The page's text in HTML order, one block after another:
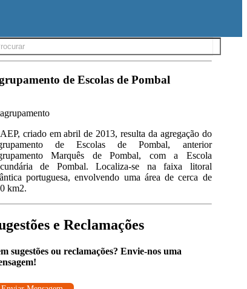
de Escolas de Pombal
criado em abril de 2013, resulta da agregação do
de Escolas de Pombal, anterior
Marquês de Pombal, com a Escola
de Pombal. Localiza-se na faixa litoral
portuguesa, envolvendo uma área de cerca de
km2.
e Reclamações
sugestões ou reclamações? Envie-nos uma